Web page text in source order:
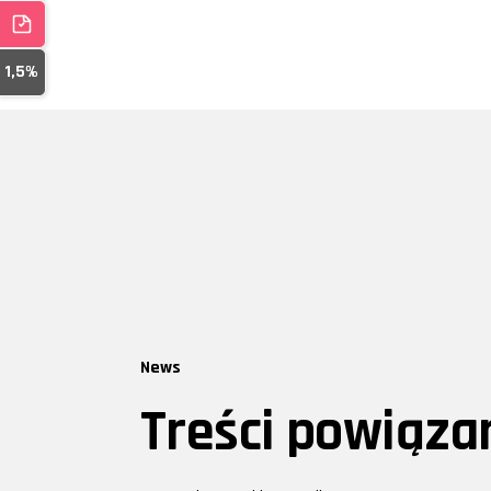
1,5%
News
Treści